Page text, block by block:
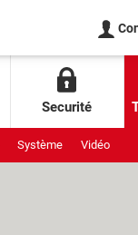
Securité
Système Vidéo